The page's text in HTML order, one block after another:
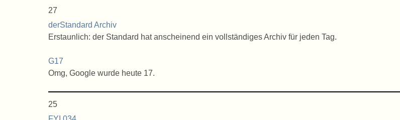
27
derStandard Archiv
Erstaunlich: der Standard hat anscheinend ein vollständiges Archiv für jeden Tag.
G17
Omg, Google wurde heute 17.
25